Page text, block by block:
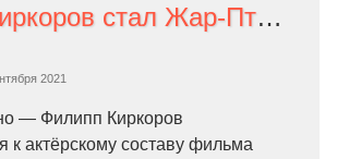
Филипп Киркоров стал Жар-Птицей в третьей части «Последнего богатыря»
2021
— Филипп Киркоров
к актёрскому составу фильма